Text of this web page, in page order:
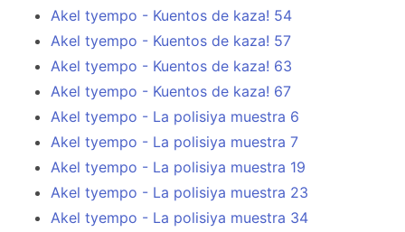
Akel tyempo - Kuentos de kaza! 54
Akel tyempo - Kuentos de kaza! 57
Akel tyempo - Kuentos de kaza! 63
Akel tyempo - Kuentos de kaza! 67
Akel tyempo - La polisiya muestra 6
Akel tyempo - La polisiya muestra 7
Akel tyempo - La polisiya muestra 19
Akel tyempo - La polisiya muestra 23
Akel tyempo - La polisiya muestra 34